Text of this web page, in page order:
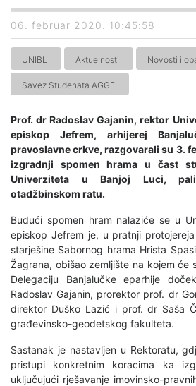
06. februar 2020. 10:45:58
UNIBL Aktuelnosti Novosti i
Savez Studenata AGGF
Prof. dr Radoslav Gajanin, rektor
episkop Jefrem, arhijerej
pravoslavne crkve, razgovarali su 3.
izgradnji spomen hrama u čast
Univerziteta u Banjoj Luci,
otadžbinskom ratu.
Budući spomen hram nalaziće se u
episkop Jefrem je, u pratnji
starješine Sabornog hrama Hrista
Žagrana, obišao zemljište na kojem će
Delegaciju Banjalučke eparhije
Radoslav Gajanin, prorektor prof. dr
direktor Duško Lazić i prof. dr Saša
građevinsko-geodetskog fakulteta.
Sastanak je nastavljen u Rektoratu,
pristupi konkretnim koracima ka
uključujući rješavanje imovinsko-